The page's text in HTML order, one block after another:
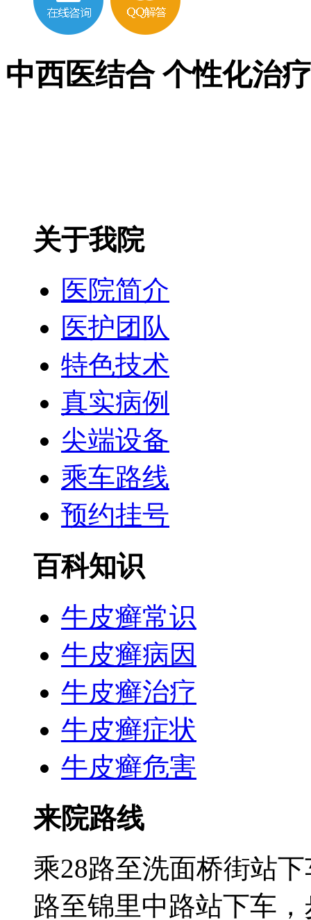
中西医结合 个性化治
关于我院
医院简介
医护团队
特色技术
真实病例
尖端设备
乘车路线
预约挂号
百科知识
牛皮癣常识
牛皮癣病因
牛皮癣治疗
牛皮癣症状
牛皮癣危害
来院路线
乘28路至洗面桥街站
路至锦里中路站下车